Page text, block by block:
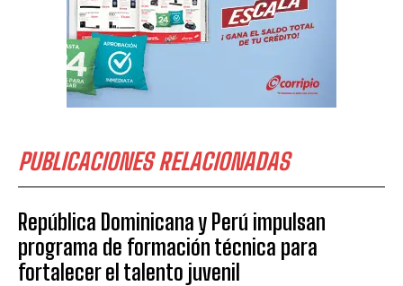
PUBLICACIONES RELACIONADAS
República Dominicana y Perú impulsan
programa de formación técnica para
fortalecer el talento juvenil